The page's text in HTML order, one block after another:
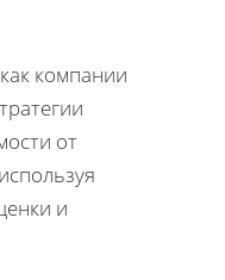
компании
от
и